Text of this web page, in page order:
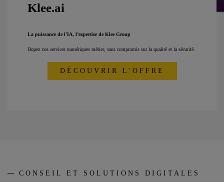
Klee.ai
La puissance de l’IA, l’expertise de Klee Group
Dopez vos services numériques métier, sans compromis sur la qualité et la sécurité.
DÉCOUVRIR L'OFFRE
CONSEIL ET SOLUTIONS DIGITALES